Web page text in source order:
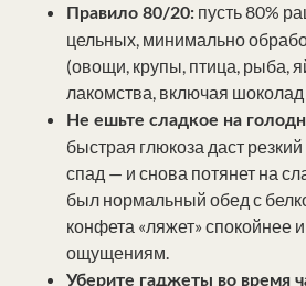
Правило 80/20: пусть 80%
цельных, минимально
(овощи, крупы, птица, рыба,
лакомства, включая
Не ешьте сладкое на
быстрая глюкоза даст
спад — и снова потянет на
был нормальный обед с
конфета «ляжет» спокойнее
ощущениям.
Уберите гаджеты во время